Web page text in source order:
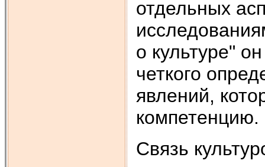
отдельных
о культуре"
четкого
явлений,
компетенцию.
Связь